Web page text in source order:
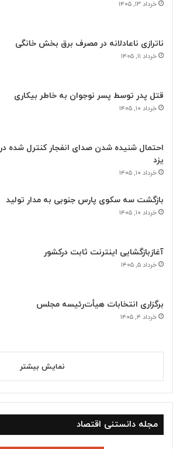
خرداد ۱۳, ۱۴۰۵
ناترازی ناعادلانه در مصرف برق بخش خانگی
خرداد ۱۱, ۱۴۰۵
قتل پدر توسط پسر نوجوان به خاطر بیکاری
خرداد ۱۰, ۱۴۰۵
احتمال شنیده شدن صدای انفجار کنترل شده در
یزد
خرداد ۱۰, ۱۴۰۵
بازگشت سه سکوی پارس جنوبی به مدار تولید
خرداد ۱۰, ۱۴۰۵
آغازبازگشایی اینترنت ثابت درکشور
خرداد ۵, ۱۴۰۵
برگزاری انتخابات هیأت‌رئیسه مجلس
خرداد ۴, ۱۴۰۵
نمایش بیشتر
مجله دانستنی اقتصاد